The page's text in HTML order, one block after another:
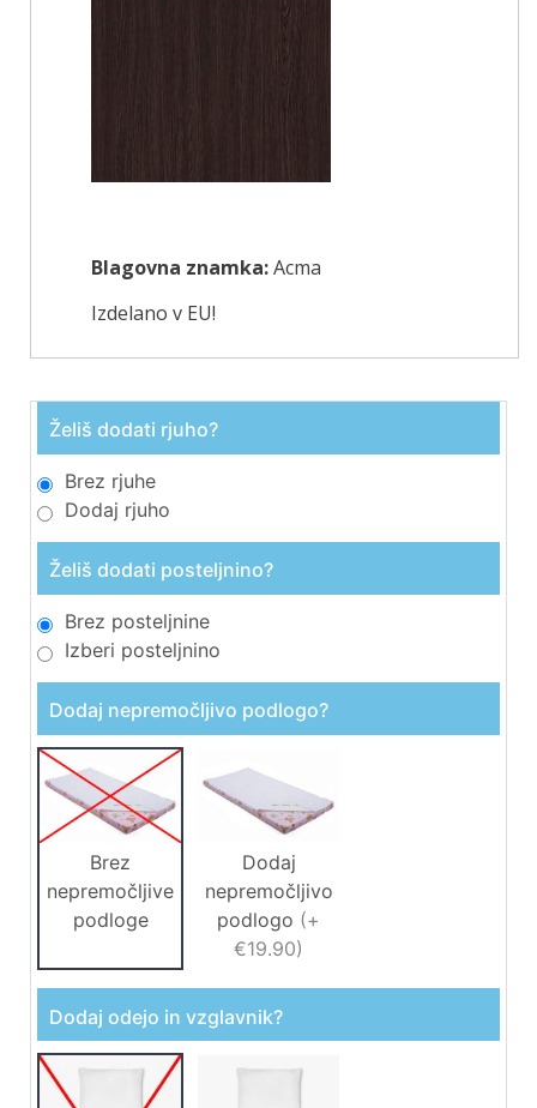
Blagovna znamka:Acma
Izdelano v EU!
Želiš dodati rjuho?
Brez rjuhe
Dodaj rjuho
Želiš dodati posteljnino?
Brez posteljnine
Izberi posteljnino
Dodaj nepremočljivo podlogo?
Brez
nepremočljive
podloge
Dodaj
nepremočljivo
podlogo (+
€19.90)
Dodaj odejo in vzglavnik?